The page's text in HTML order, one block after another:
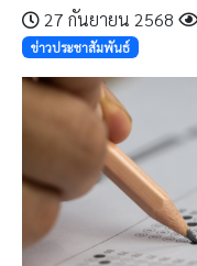
27 กันยายน 2568
ข่าวประชาสัมพันธ์